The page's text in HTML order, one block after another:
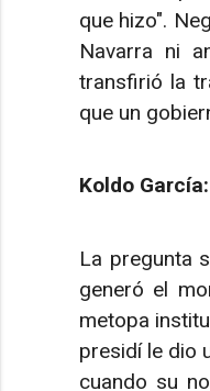
que hizo".
Navarra ni
transfirió la
que un
Koldo
La pregunta
generó el
metopa
presidí le dio
cuando su